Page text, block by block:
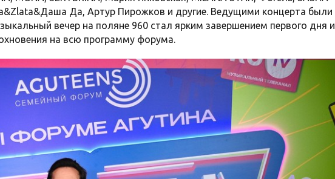
Да, Артур Пирожков и другие. Ведущими концерта были
вечер на поляне 960 стал ярким завершением первого дня и
на всю программу форума.